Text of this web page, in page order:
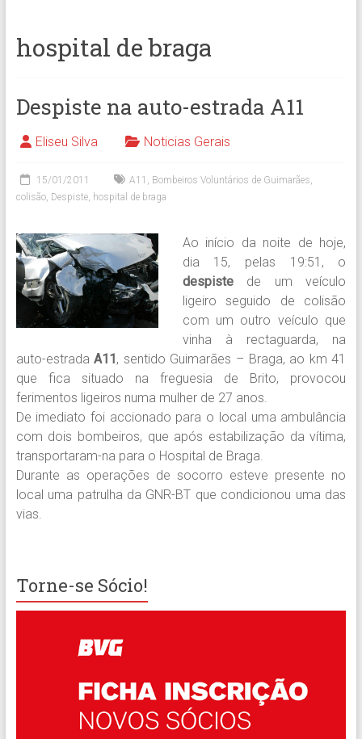
hospital de braga
Despiste na auto-estrada A11
Eliseu Silva Noticias Gerais
15/01/2011 A11 , Bombeiros Voluntários de Guimarães,
colisão, Despiste, hospital de braga
Ao início da noite de hoje,
dia 15, pelas 19:51, o
despistede um veículo
ligeiro seguido de colisão
com um outro veículo que
vinha à rectaguarda, na
auto-estradaA11, sentido Guimarães – Braga, ao km 41
que fica situado na freguesia de Brito, provocou
ferimentos ligeiros numa mulher de 27 anos.
De imediato foi accionado para o local uma ambulância
com dois bombeiros, que após estabilização da vítima,
transportaram-na para o Hospital de Braga.
Durante as operações de socorro esteve presente no
local uma patrulha da GNR-BT que condicionou uma das
vias.
Torne-se Sócio!